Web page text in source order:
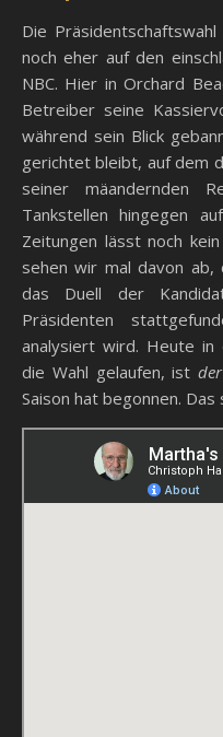
Die
noch eher auf den
NBC. Hier in Orchard
Betreiber seine
während sein Blick
gerichtet bleibt, auf dem
seiner mäandernden
Tankstellen hingegen
Zeitungen lässt noch
sehen wir mal davon ab,
das Duell der
Präsidenten
analysiert wird. Heute
die Wahl gelaufen, ist
Saison hat begonnen.